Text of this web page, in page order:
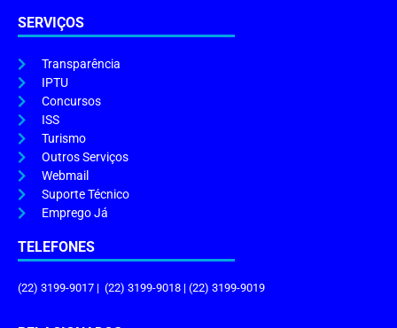
SERVIÇOS
Transparência
IPTU
Concursos
ISS
Turismo
Outros Serviços
Webmail
Suporte Técnico
Emprego Já
TELEFONES
(22) 3199-9017 | (22) 3199-9018 | (22) 3199-9019